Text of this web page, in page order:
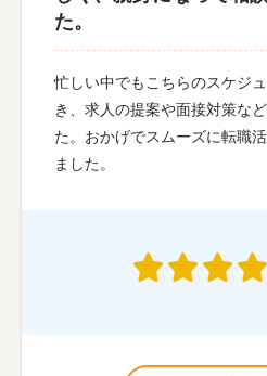
た。
忙しい中でもこちらのスケジ
き、求人の提案や面接対策な
た。おかげでスムーズに転職
ました。